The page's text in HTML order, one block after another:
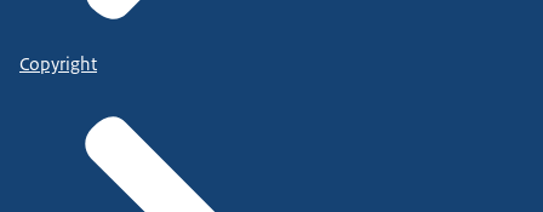
Copyright